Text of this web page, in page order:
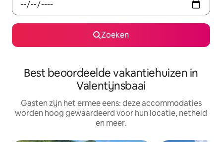
Zoeken
Best beoordeelde vakantiehuizen in
Valentijnsbaai
Gasten zijn het ermee eens: deze accommodaties
worden hoog gewaardeerd voor hun locatie, netheid
en meer.